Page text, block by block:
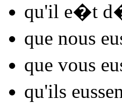
qu'il e�t
que nous
que vous
qu'ils